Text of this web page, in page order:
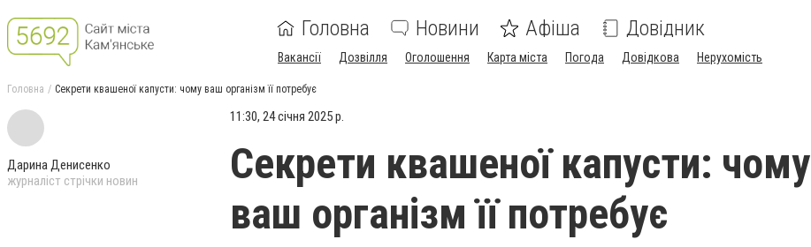
Головна Новини Афіша Довідник
Вакансії Дозвілля Оголошення Карта міста Погода Довідкова Нерухомість
Головна Секрети квашеної капусти: чому ваш організм її потребує
Дарина Денисенко
журналіст стрічки новин
11:30, 24 січня 2025 р.
Секрети квашеної капусти: чому
ваш організм її потребує